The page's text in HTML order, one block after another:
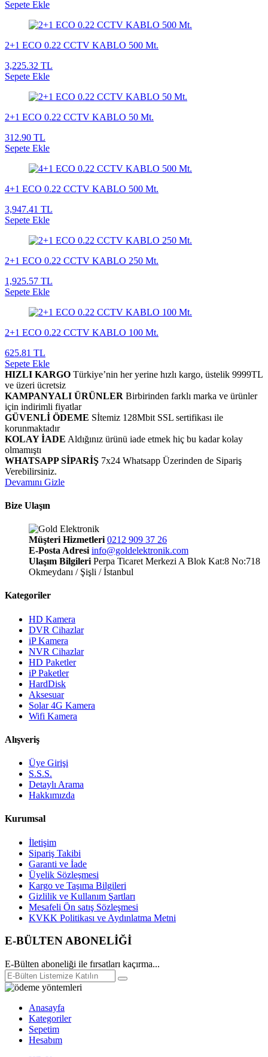
Sepete Ekle
2+1 ECO 0.22 CCTV KABLO 500 Mt.
3,225.32 TL
Sepete Ekle
2+1 ECO 0.22 CCTV KABLO 50 Mt.
312.90 TL
Sepete Ekle
4+1 ECO 0.22 CCTV KABLO 500 Mt.
3,947.41 TL
Sepete Ekle
2+1 ECO 0.22 CCTV KABLO 250 Mt.
1,925.57 TL
Sepete Ekle
2+1 ECO 0.22 CCTV KABLO 100 Mt.
625.81 TL
Sepete Ekle
HIZLI KARGO Türkiye’nin her yerine hızlı kargo, üstelik 9999TL
ve üzeri ücretsiz
KAMPANYALI ÜRÜNLER Birbirinden farklı marka ve ürünler
için indirimli fiyatlar
GÜVENLİ ÖDEME Sİtemiz 128Mbit SSL sertifikası ile
korunmaktadır
KOLAY İADE Aldığınız ürünü iade etmek hiç bu kadar kolay
olmamıştı
WHATSAPP SİPARİŞ 7x24 Whatsapp Üzerinden de Sipariş
Verebilirsiniz.
Devamını Gizle
Bize Ulaşın
Müşteri Hizmetleri 0212 909 37 26
E-Posta Adresi info@goldelektronik.com
Ulaşım Bilgileri Perpa Ticaret Merkezi A Blok Kat:8 No:718
Okmeydanı / Şişli / İstanbul
Kategoriler
HD Kamera
DVR Cihazlar
iP Kamera
NVR Cihazlar
HD Paketler
iP Paketler
HardDisk
Aksesuar
Solar 4G Kamera
Wifi Kamera
Alışveriş
Üye Girişi
S.S.S.
Detaylı Arama
Hakkımızda
Kurumsal
İletişim
Sipariş Takibi
Garanti ve İade
Üyelik Sözleşmesi
Kargo ve Taşıma Bilgileri
Gizlilik ve Kullanım Şartları
Mesafeli Ön satış Sözleşmesi
KVKK Politikası ve Aydınlatma Metni
E-BÜLTEN ABONELİĞİ
E-Bülten aboneliği ile fırsatları kaçırma...
Anasayfa
Kategoriler
Sepetim
Hesabım